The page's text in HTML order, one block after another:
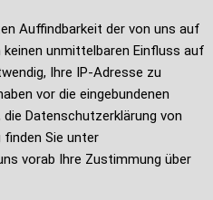
Auffindbarkeit der von uns auf
keinen unmittelbaren Einfluss auf
Ihre IP-Adresse zu
vor die eingebundenen
Datenschutzerklärung von
finden Sie unter
vorab Ihre Zustimmung über